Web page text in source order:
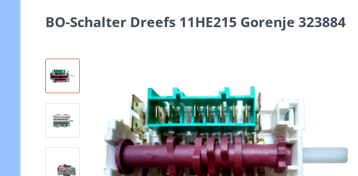
BO-Schalter Dreefs 11HE215 Gorenje 323884